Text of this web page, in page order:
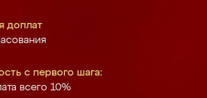
доплат
с первого шага:
всего 10%